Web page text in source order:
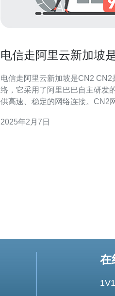
电信走阿里云新加坡
电信走阿里云新加坡是CN2 CN2是指阿里云的全球云网
络，它采用了阿里巴巴自主研发
供高速、稳定的网络连接。CN2
电信运营商，为了提供更好的网
2025年2月7日
在